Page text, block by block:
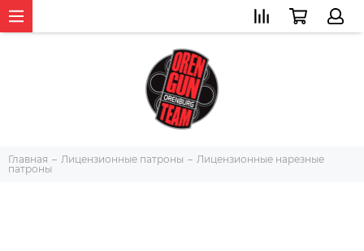
Главная Лицензионные патроны
Лицензионные нарезные
патроны